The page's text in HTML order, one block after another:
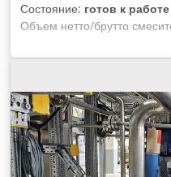
Состояние: готов к
Объем нетто/брутто
объем вторичного бака:
длина: 4700мм, ширина:
смесителя/вторичного
документацией, возможен
Dsg Hock